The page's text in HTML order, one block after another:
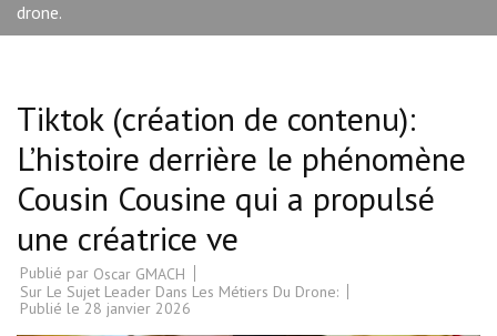
drone.
Tiktok (création de contenu):
L’histoire derrière le phénomène
Cousin Cousine qui a propulsé
une créatrice ve
Publié par Oscar GMACH
Sur Le Sujet Leader Dans Les Métiers Du Drone:
Publié le 28 janvier 2026